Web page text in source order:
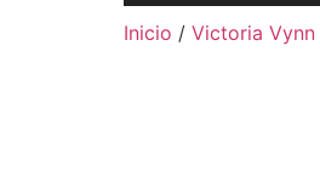
Inicio / Victoria Vynn